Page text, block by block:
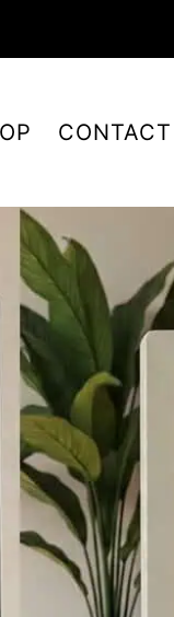
CONTACT